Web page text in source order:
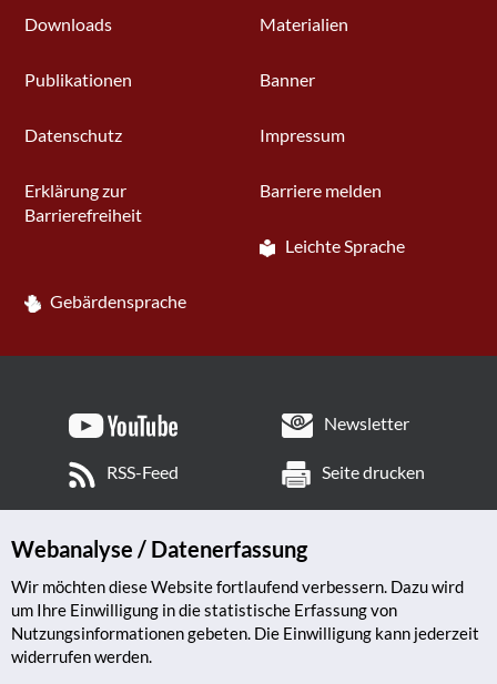
Downloads Materialien
Publikationen Banner
Datenschutz Impressum
Erklärung zur
Barrierefreiheit
Barriere melden
Leichte Sprache
Gebärdensprache
Newsletter
RSS-Feed Seite drucken
Webanalyse / Datenerfassung
Wir möchten diese Website fortlaufend verbessern. Dazu wird
um Ihre Einwilligung in die statistische Erfassung von
Nutzungsinformationen gebeten. Die Einwilligung kann jederzeit
widerrufen werden.